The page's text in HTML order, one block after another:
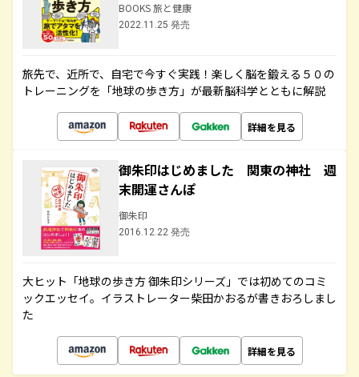
BOOKS 旅と健康
2022.11.25 発売
旅先で、近所で、自宅で今すぐ実践！楽しく脳を鍛える５０の
トレーニングを「地球の歩き方」が最新脳科学とともに解説
詳細を見る
御朱印はじめました 関東の神社 週
末開運さんぽ
御朱印
2016.12.22 発売
大ヒット「地球の歩き方 御朱印シリーズ」では初めてのコミ
ックエッセイ。イラストレーター柴田かおるが書きおろしまし
た
詳細を見る